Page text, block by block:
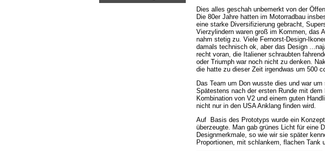
Dies alles geschah unbemerkt von der
Die 80er Jahre hatten im Motorradbau
eine starke Diversifizierung gebracht,
Vierzylindern waren groß im Kommen, das
nahm stetig zu. Viele Fernorst-Design-
damals technisch ok, aber das Design
recht voran, die Italiener schraubten
oder Triumph war noch nicht zu denken.
die hatte zu dieser Zeit irgendwas um 500
Das Team um Don wusste dies und war
Spätestens nach der ersten Runde mit
Kombination von V2 und einem guten
nicht nur in den USA Anklang finden wird.
Auf Basis des Prototyps wurde ein
überzeugte. Man gab grünes Licht für eine
Designmerkmale, so wie wir sie später
Proportionen, mit schlankem, flachen Tank